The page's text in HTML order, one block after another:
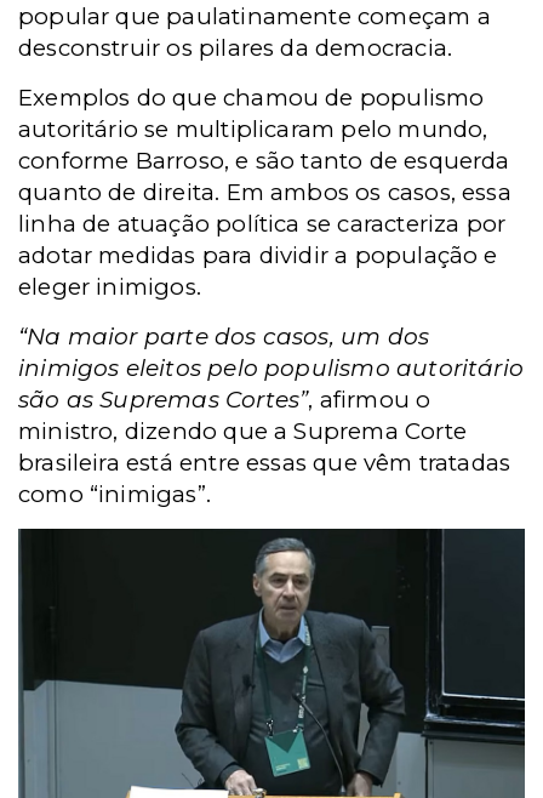
popular que paulatinamente começam a
desconstruir os pilares da democracia.
Exemplos do que chamou de populismo
autoritário se multiplicaram pelo mundo,
conforme Barroso, e são tanto de esquerda
quanto de direita. Em ambos os casos, essa
linha de atuação política se caracteriza por
adotar medidas para dividir a população e
eleger inimigos.
“Na maior parte dos casos, um dos
inimigos eleitos pelo populismo autoritário
são as Supremas Cortes”, afirmou o
ministro, dizendo que a Suprema Corte
brasileira está entre essas que vêm tratadas
como “inimigas”.